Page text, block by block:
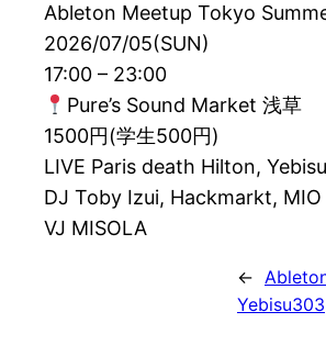
Ableton Meetup Tokyo
2026/07/05(SUN)
17:00 – 23:00
Pure’s Sound Market 浅草
1500円(学生500円)
LIVE Paris death Hilton,
DJ Toby Izui, Hackmarkt, MIO
VJ MISOLA
←
Yebisu303